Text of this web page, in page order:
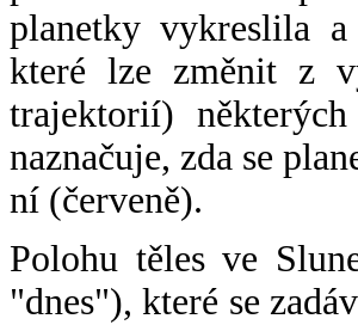
planetky vykreslila
které lze změnit z
trajektorií)
naznačuje, zda se
ní (červeně).
Polohu těles ve
"dnes"), které se